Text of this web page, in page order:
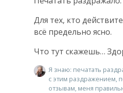
Для тех, кто
всё предельно ясно.
Что тут скажешь…
Я знаю: печатать
с этим раздражением,
отзывам, меня